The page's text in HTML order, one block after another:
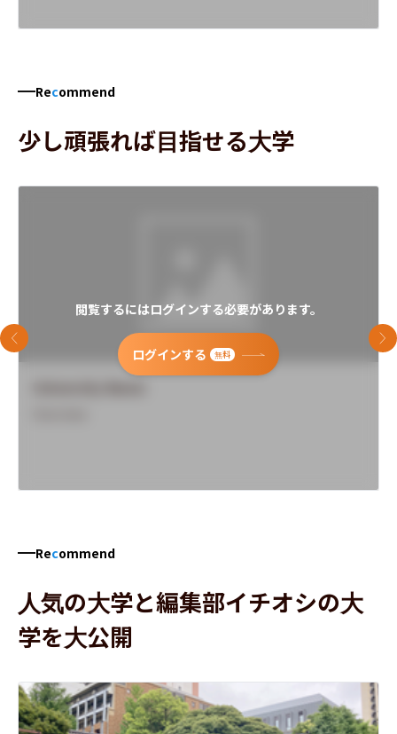
Recommend
少し頑張れば目指せる大学
閲覧するにはログインする必要があります。
ログインする 無料
前のスライド 次
Recommend
人気の大学と編集部イチオシの大
学を大公開